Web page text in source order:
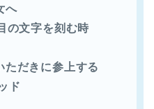
へ
の文字を刻む時
ただきに参上する
ド